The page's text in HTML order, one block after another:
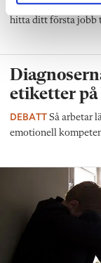
QUIZ15
hitta ditt första jobb
etiketter på
DEBATT Så arbetar
emotionell